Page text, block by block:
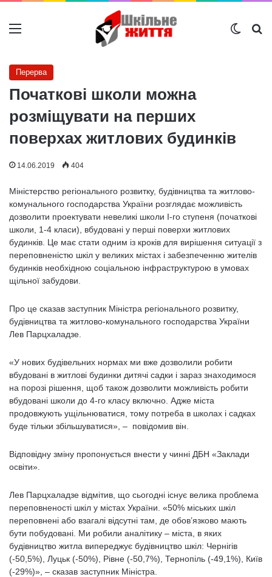
Меню
Перерва
Початкові школи можна
розміщувати на перших
поверхах житлових будинків
14.06.2019 404
Міністерство регіонального розвитку, будівництва та житлово-
комунального господарства України розглядає можливість
дозволити проектувати невеликі школи І-го ступеня (початкові
школи, 1-4 класи), вбудовані у перші поверхи житлових
будинків. Це має стати одним із кроків для вирішення ситуації з
переповненістю шкіл у великих містах і забезпеченню жителів
будинків необхідною соціальною інфраструктурою в умовах
щільної забудови.
Про це сказав заступник Міністра регіонального розвитку,
будівництва та житлово-комунального господарства України
Лев Парцхаладзе.
«У нових будівельних нормах ми вже дозволили робити
вбудовані в житлові будинки дитячі садки і зараз знаходимося
на порозі рішення, щоб також дозволити можливість робити
вбудовані школи до 4-го класу включно. Адже міста
продовжують ущільнюватися, тому потреба в школах і садках
буде тільки збільшуватися», – повідомив він.
Відповідну зміну пропонується внести у чинні ДБН «Заклади
освіти».
Лев Парцхаладзе відмітив, що сьогодні існує велика проблема
переповненості шкіл у містах України. «50% міських шкіл
переповнені або взагалі відсутні там, де обов’язково мають
бути побудовані. Ми робили аналітику – міста, в яких
будівництво житла випереджує будівництво шкіл: Чернігів
(-50,5%), Луцьк (-50%), Рівне (-50,7%), Тернопіль (-49,1%), Київ
(-29%)», – сказав заступник Міністра.